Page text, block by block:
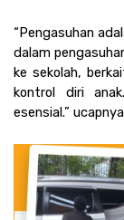
“Pengasuhan
dalam
ke sekolah,
kontrol diri
esensial.”